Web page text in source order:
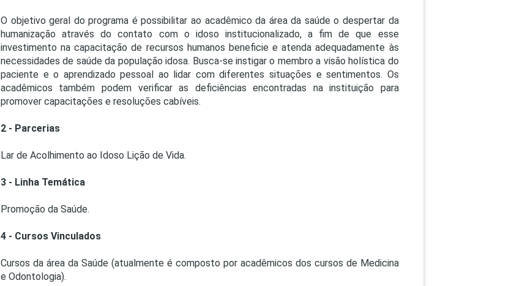
O objetivo geral do programa é possibilitar ao acadêmico da área da saúde o despertar da
humanização através do contato com o idoso institucionalizado, a fim de que esse
investimento na capacitação de recursos humanos beneficie e atenda adequadamente às
necessidades de saúde da população idosa. Busca-se instigar o membro a visão holística do
paciente e o aprendizado pessoal ao lidar com diferentes situações e sentimentos. Os
acadêmicos também podem verificar as deficiências encontradas na instituição para
promover capacitações e resoluções cabíveis.
2 - Parcerias
Lar de Acolhimento ao Idoso Lição de Vida.
3 - Linha Temática
Promoção da Saúde.
4 - Cursos Vinculados
Cursos da área da Saúde (atualmente é composto por acadêmicos dos cursos de Medicina
e Odontologia).